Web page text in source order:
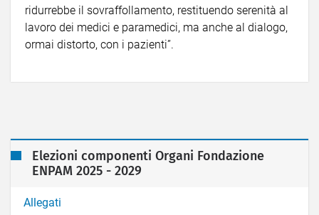
ridurrebbe il sovraffollamento, restituendo serenità al
lavoro dei medici e paramedici, ma anche al dialogo,
ormai distorto, con i pazienti”.
Elezioni componenti Organi Fondazione
ENPAM 2025 - 2029
Allegati